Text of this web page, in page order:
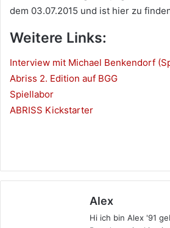
dem 03.07.2015 und ist hier zu
Weitere Links:
Interview mit Michael Benkendorf
Abriss 2. Edition auf BGG
Spiellabor
ABRISS Kickstarter
Alex
Hi ich bin Alex '91